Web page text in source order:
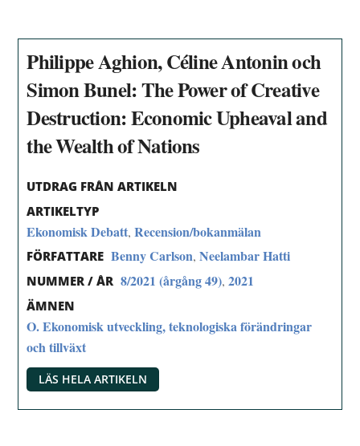
Philippe Aghion, Céline Antonin och
Simon Bunel: The Power of Creative
Destruction: Economic Upheaval and
the Wealth of Nations
UTDRAG FRÅN ARTIKELN
ARTIKELTYP
Ekonomisk Debatt,Recension/bokanmälan
FÖRFATTARE Benny Carlson,Neelambar Hatti
NUMMER / ÅR 8/2021 (årgång 49),2021
ÄMNEN
O. Ekonomisk utveckling, teknologiska förändringar
och tillväxt
LÄS HELA ARTIKELN